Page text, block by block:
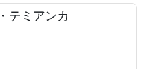
テミアンカ